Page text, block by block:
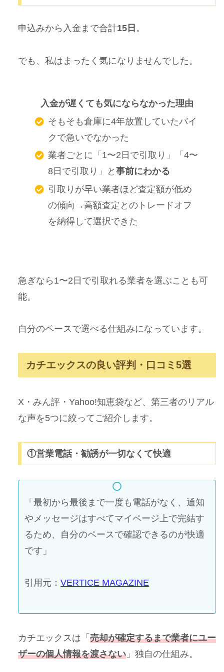
申込みから入金まで合計15日 。
でも、私はまったく気になりませんでした。
入金が遅くても気にならなかった理由
そもそも倉庫に4年放置していたバイ
クで急いでなかった
業者ごとに「1〜2日で引取り」「4〜
8日で引取り」と 事前にわかる
引取りが早い業者ほど査定額が低め
の傾向→高額査定とのトレードオフ
を納得して選択できた
急ぎなら1〜2日で引取れる業者を選ぶことも可
能。
自分のペースで選べる仕組みになっています。
カチエックスの良い評判・口コミ5選
X・みん評・Yahoo!知恵袋など、第三者のリアル
な声を5つに絞ってご紹介します。
①営業電話・勧誘が一切なくて快適
「最初から最後まで一度も電話がなく、通知
やメッセージはすべてマイページ上で完結す
るため、自分のペースで確認できるのが快適
です」
引用元： VERTICE MAGAZINE
カチエックスは「 売却が確定するまで業者にユー
ザーの個人情報を渡さない 」独自の仕組み。